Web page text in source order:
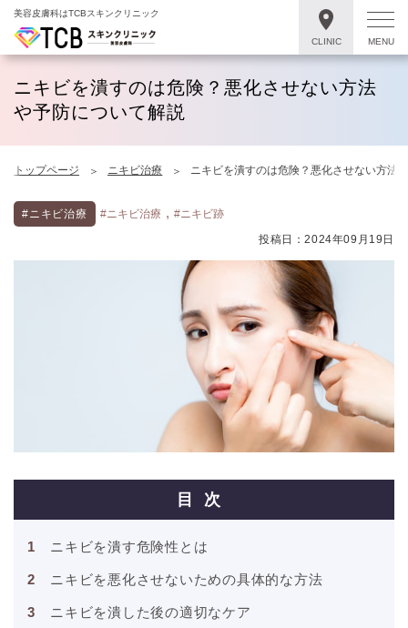
美容皮膚科はTCBスキンクリニック
ニキビを潰すのは危険？悪化させない方法
や予防について解説
トップページ ニキビ治療 ニキビを潰すのは危険？悪化させない方法
#ニキビ治療 #ニキビ治療 , #ニキビ跡
投稿日：2024年09月19日
目次
ニキビを潰す危険性とは
ニキビを悪化させないための具体的な方法
ニキビを潰した後の適切なケア
CLINIC MENU